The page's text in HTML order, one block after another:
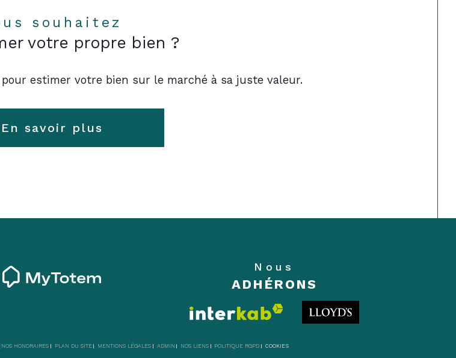
souhaitez
votre propre bien ?
estimer votre bien sur le marché à sa juste valeur.
En savoir plus
Nous
ADHÉRONS
NOS HONORAIRES PLAN DU SITE MENTIONS LÉGALES ADMIN NOS LIENS POLITIQUE RGPD COOKIES